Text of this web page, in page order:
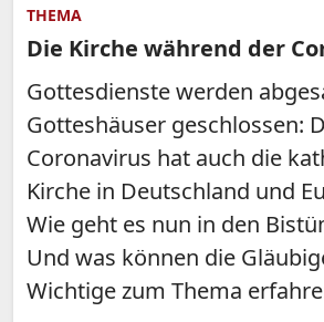
THEMA
Die Kirche während der
Gottesdienste werden
Gotteshäuser geschlossen:
Coronavirus hat auch die
Kirche in Deutschland und
Wie geht es nun in den
Und was können die
Wichtige zum Thema